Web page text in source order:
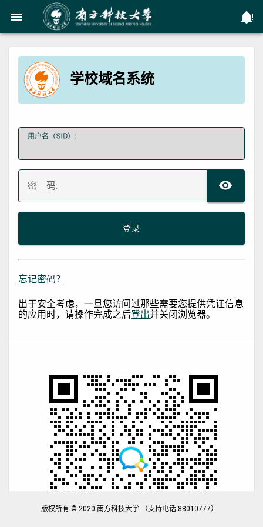
menu
学校域名系统
用户名（SID）:
密 码:
登录
忘记密码？
出于安全考虑，一旦您访问过那些需要您提供凭证信息
的应用时，请操作完成之后登出并关闭浏览器。
版权所有 © 2020 南方科技大学 （支持电话:88010777）